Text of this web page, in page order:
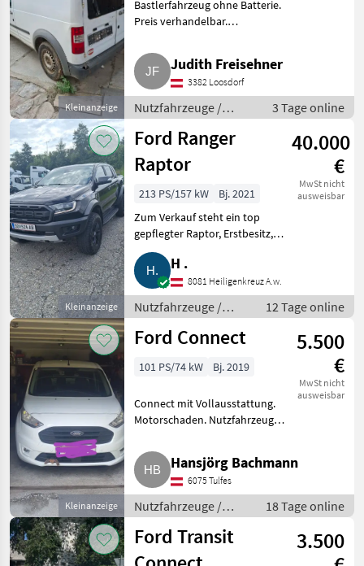
Kleinanzeige
Bastlerfahrzeug ohne Batterie.
Preis verhandelbar.
(LKW)
Judith Freisehner
3382 Loosdorf
Nutzfahrzeuge /
Lastwagen (LKW)
3 Tage online
Kleinanzeige
Ford Ranger
Raptor
40.000
€
MwSt nicht
ausweisbar
213 PS/157 kW
Bj. 2021
Zum Verkauf steht ein top
gepflegter Raptor, Erstbesitz,
Bj.: 10.2021, km 52.000,
Standheizung, kein
Anhängerbetrieb oder im
Gelände gefahren. Fahrzeug ist
zur Zeit
H .
8081 Heiligenkreuz A.w.
Nutzfahrzeuge /
Lastwagen (LKW)
12 Tage online
Kleinanzeige
Ford Connect
5.500
€
MwSt nicht
ausweisbar
101 PS/74 kW Bj. 2019
Connect mit Vollausstattung.
Motorschaden. Nutzfahrzeuge
Hansjörg Bachmann
6075 Tulfes
Nutzfahrzeuge /
Lastwagen (LKW)
18 Tage online
Ford Transit
3.500